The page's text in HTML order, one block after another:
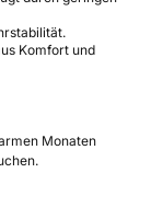
Komfort und
Monaten